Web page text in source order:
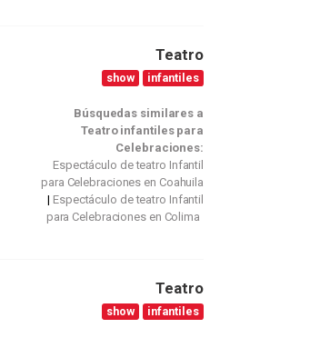
Teatro
show infantiles
Búsquedas similares a
Teatro infantiles para
Celebraciones:
Espectáculo de teatro Infantil
para Celebraciones en Coahuila
Espectáculo de teatro Infantil
para Celebraciones en Colima
Teatro
show infantiles